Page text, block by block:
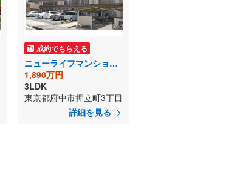
成約でもらえる
ニューライフマンション武蔵野台 E棟
1,890万円
3LDK
東京都府中市押立町3丁目
詳細を見る